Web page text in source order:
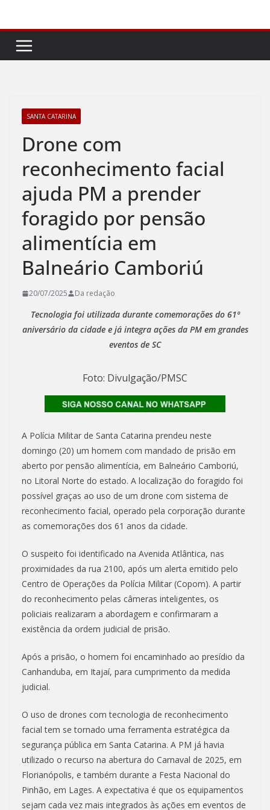
conteúdo
SANTA CATARINA
Drone com
reconhecimento facial
ajuda PM a prender
foragido por pensão
alimentícia em
Balneário Camboriú
20/07/2025 Da redação
Tecnologia foi utilizada durante comemorações do 61º
aniversário da cidade e já integra ações da PM em grandes
eventos de SC
Foto: Divulgação/PMSC
A Polícia Militar de Santa Catarina prendeu neste
domingo (20) um homem com mandado de prisão em
aberto por pensão alimentícia, em Balneário Camboriú,
no Litoral Norte do estado. A localização do foragido foi
possível graças ao uso de um drone com sistema de
reconhecimento facial, operado pela corporação durante
as comemorações dos 61 anos da cidade.
O suspeito foi identificado na Avenida Atlântica, nas
proximidades da rua 2100, após um alerta emitido pelo
Centro de Operações da Polícia Militar (Copom). A partir
do reconhecimento pelas câmeras inteligentes, os
policiais realizaram a abordagem e confirmaram a
existência da ordem judicial de prisão.
Após a prisão, o homem foi encaminhado ao presídio da
Canhanduba, em Itajaí, para cumprimento da medida
judicial.
O uso de drones com tecnologia de reconhecimento
facial tem se tornado uma ferramenta estratégica da
segurança pública em Santa Catarina. A PM já havia
utilizado o recurso na abertura do Carnaval de 2025, em
Florianópolis, e também durante a Festa Nacional do
Pinhão, em Lages. A expectativa é que os equipamentos
sejam cada vez mais integrados às ações em eventos de